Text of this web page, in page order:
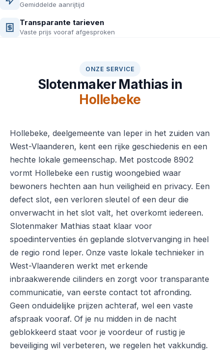
Gemiddelde aanrijtijd
Transparante tarieven
Vaste prijs vooraf afgesproken
ONZE SERVICE
Slotenmaker Mathias in
Hollebeke
Hollebeke, deelgemeente van Ieper in het zuiden van
West-Vlaanderen, kent een rijke geschiedenis en een
hechte lokale gemeenschap. Met postcode 8902
vormt Hollebeke een rustig woongebied waar
bewoners hechten aan hun veiligheid en privacy. Een
defect slot, een verloren sleutel of een deur die
onverwacht in het slot valt, het overkomt iedereen.
Slotenmaker Mathias staat klaar voor
spoedinterventies én geplande slotvervanging in heel
de regio rond Ieper. Onze vaste lokale technieker in
West-Vlaanderen werkt met erkende
inbraakwerende cilinders en zorgt voor transparante
communicatie, van eerste contact tot afronding.
Geen onduidelijke prijzen achteraf, wel een vaste
afspraak vooraf. Of je nu midden in de nacht
geblokkeerd staat voor je voordeur of rustig je
beveiliging wil verbeteren, we regelen het vakkundig.